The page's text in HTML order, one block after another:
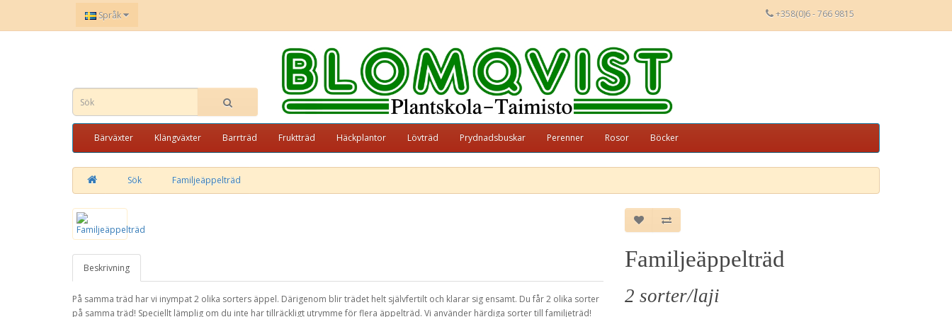
Språk +358(0)6 - 766 9815
Bärväxter Klängväxter Barrträd Fruktträd Häckplantor Lövträd Prydnadsbuskar Perenner Rosor Böcker
Sök Familjeäppelträd
Beskrivning
På samma träd har vi inympat 2 olika sorters äppel. Därigenom blir trädet helt självfertilt och klarar sig ensamt. Du får 2 olika sorter
på samma träd! Speciellt lämplig om du inte har tillräckligt utrymme för flera äppelträd. Vi använder härdiga sorter till familjeträd!
Familjeäppelträd
2 sorter/laji